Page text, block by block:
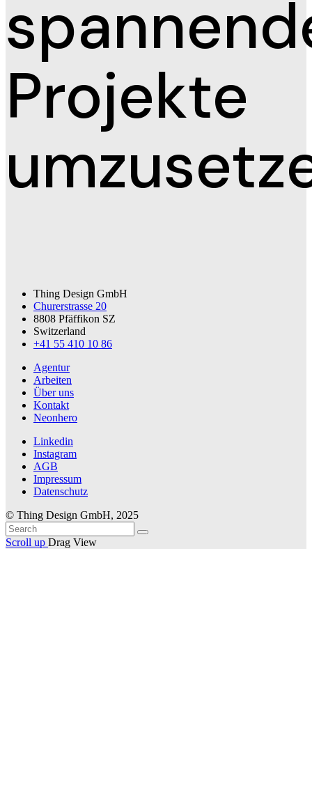
Projekte
Thing Design GmbH
Churerstrasse 20
8808 Pfäffikon SZ
Switzerland
+41 55 410 10 86
Agentur
Arbeiten
Über uns
Kontakt
Neonhero
Linkedin
Instagram
AGB
Impressum
Datenschutz
© Thing Design GmbH, 2025
Scroll up Drag View